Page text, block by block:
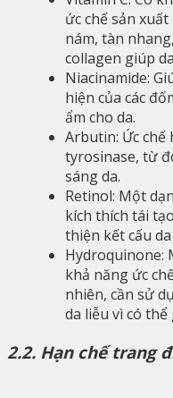
ức chế sản
nám, tàn
collagen giúp
Niacinamide:
hiện của các
ẩm cho da.
Arbutin: Ức chế
tyrosinase, từ
sáng da.
Retinol: Một
kích thích tái
thiện kết cấu
Hydroquinone:
khả năng ức
nhiên, cần sử
da liễu vì có thể
2.2. Hạn chế trang